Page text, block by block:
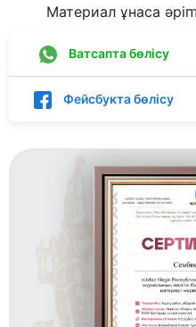
Материал ұнаса
Ватсапта бөлісу
Фейсбукта бөлісу